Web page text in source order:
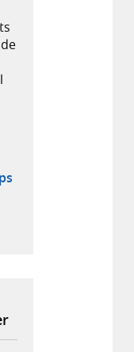
webbplats,